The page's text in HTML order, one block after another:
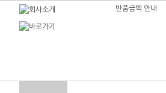
반품금액 안내